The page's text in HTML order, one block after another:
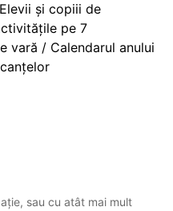
și copiii de
pe 7
vară / Calendarul anului
sau cu atât mai mult